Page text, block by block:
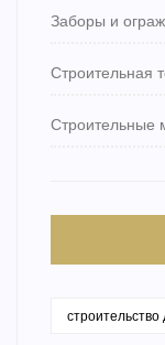
Заборы и
Строительная
Строительные